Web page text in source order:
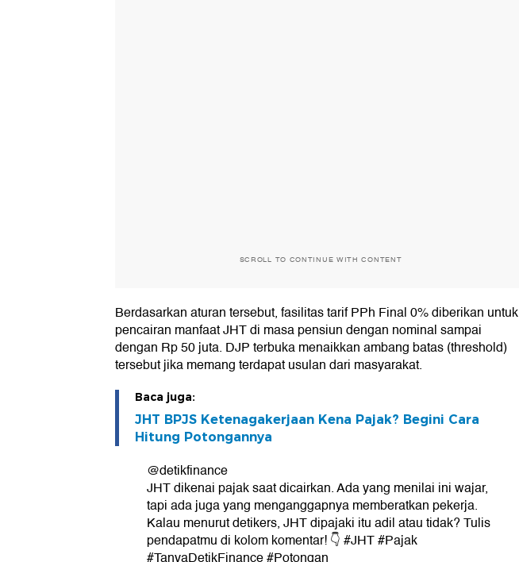
SCROLL TO CONTINUE WITH CONTENT
Berdasarkan aturan tersebut, fasilitas tarif PPh Final 0% diberikan untuk
pencairan manfaat JHT di masa pensiun dengan nominal sampai
dengan Rp 50 juta. DJP terbuka menaikkan ambang batas (threshold)
tersebut jika memang terdapat usulan dari masyarakat.
Baca juga:
JHT BPJS Ketenagakerjaan Kena Pajak? Begini Cara
Hitung Potongannya
@detikfinance
JHT dikenai pajak saat dicairkan. Ada yang menilai ini wajar,
tapi ada juga yang menganggapnya memberatkan pekerja.
Kalau menurut detikers, JHT dipajaki itu adil atau tidak? Tulis
pendapatmu di kolom komentar! 👇 #JHT #Pajak